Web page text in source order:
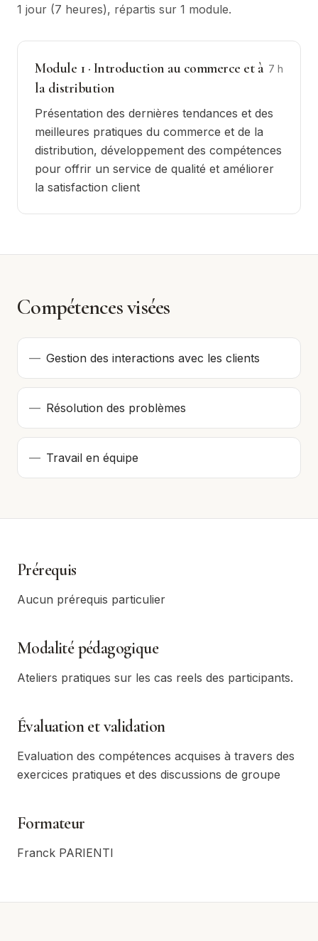
1 jour (7 heures), répartis sur 1 module.
Module 1· Introduction au commerce et à
la distribution
7 h
Présentation des dernières tendances et des
meilleures pratiques du commerce et de la
distribution, développement des compétences
pour offrir un service de qualité et améliorer
la satisfaction client
Compétences visées
— Gestion des interactions avec les clients
— Résolution des problèmes
— Travail en équipe
Prérequis
Aucun prérequis particulier
Modalité pédagogique
Ateliers pratiques sur les cas reels des participants.
Évaluation et validation
Evaluation des compétences acquises à travers des
exercices pratiques et des discussions de groupe
Formateur
Franck PARIENTI